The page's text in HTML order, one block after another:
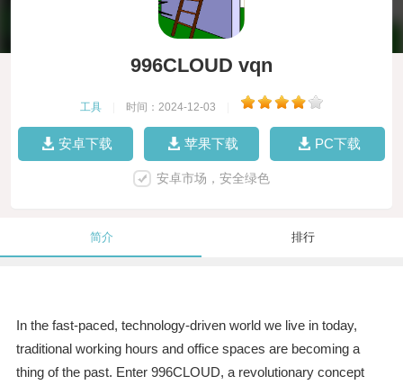
996CLOUD vqn
工具 时间：2024-12-03
安卓下载 苹果下载 PC下载
安卓市场，安全绿色
简介 排行
In the fast-paced, technology-driven world we live in today,
traditional working hours and office spaces are becoming a
thing of the past. Enter 996CLOUD, a revolutionary concept